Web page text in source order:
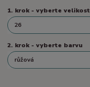
1. krok - vyberte velikost
2. krok - vyberte barvu